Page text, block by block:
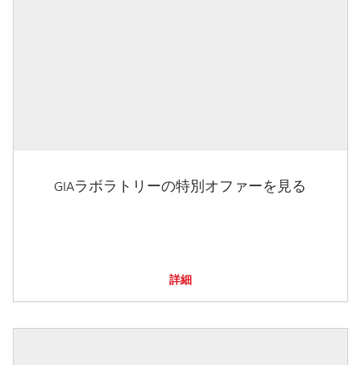
GIAラボラトリーの特別オファーを見る
詳細